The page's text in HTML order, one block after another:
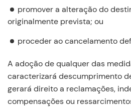
promover a alteração do
originalmente prevista; ou
proceder ao cancelamento
A adoção de qualquer das
caracterizará descumprimento
gerará direito a reclamações,
compensações ou
Continuar